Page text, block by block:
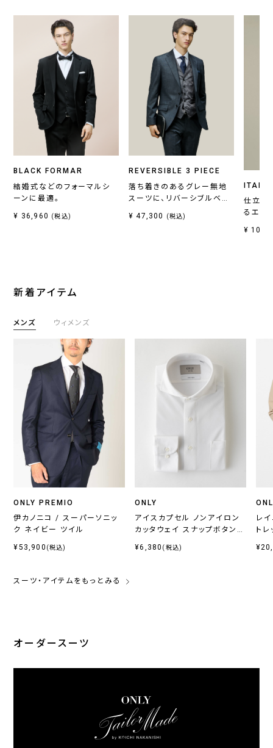
BLACK FORMAR
結婚式などのフォーマルシ
ーンに最適。
¥ 36,960 (税込)
REVERSIBLE 3 PIECE
落ち着きのあるグレー無地
スーツに、リバーシブルベス
¥ 47,300 (税込)
仕立て
るエレ
¥
新着アイテム
メンズ ウィメンズ
ONLY PREMIO
伊カノニコ / スーパーソニッ
ク ネイビー ツイル
¥53,900 (税込)
ONLY
アイスカプセル ノンアイロン
カッタウェイ スナップボタン付
¥6,380 (税込)
レ
ト
ONLY
スーツ・アイテムをもっとみる
オーダースーツ